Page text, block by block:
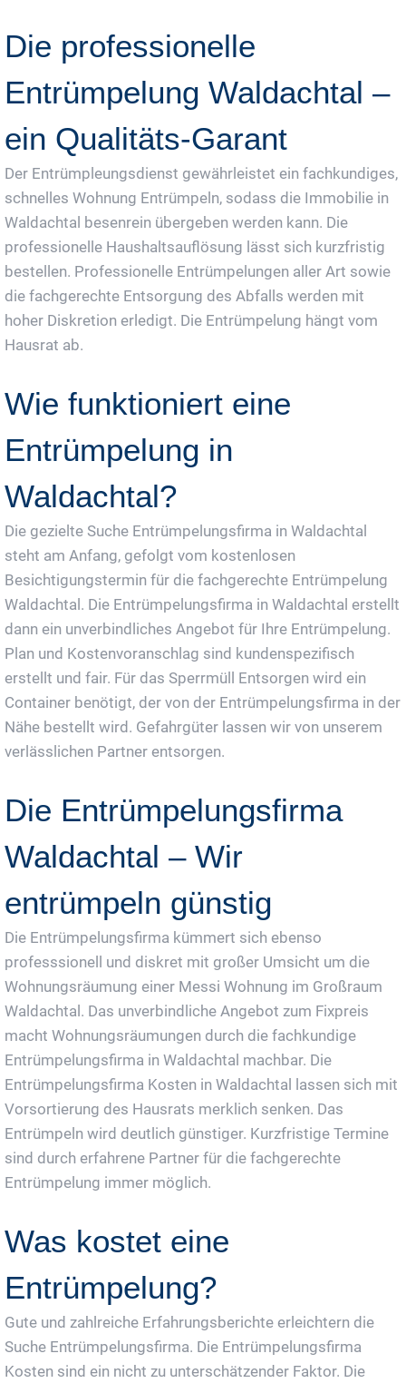
Die professionelle
Entrümpelung Waldachtal –
ein Qualitäts-Garant
Der Entrümpleungsdienst gewährleistet ein fachkundiges,
schnelles Wohnung Entrümpeln, sodass die Immobilie in
Waldachtal besenrein übergeben werden kann. Die
professionelle Haushaltsauflösung lässt sich kurzfristig
bestellen. Professionelle Entrümpelungen aller Art sowie
die fachgerechte Entsorgung des Abfalls werden mit
hoher Diskretion erledigt. Die Entrümpelung hängt vom
Hausrat ab.
Wie funktioniert eine
Entrümpelung in
Waldachtal?
Die gezielte Suche Entrümpelungsfirma in Waldachtal
steht am Anfang, gefolgt vom kostenlosen
Besichtigungstermin für die fachgerechte Entrümpelung
Waldachtal. Die Entrümpelungsfirma in Waldachtal erstellt
dann ein unverbindliches Angebot für Ihre Entrümpelung.
Plan und Kostenvoranschlag sind kundenspezifisch
erstellt und fair. Für das Sperrmüll Entsorgen wird ein
Container benötigt, der von der Entrümpelungsfirma in der
Nähe bestellt wird. Gefahrgüter lassen wir von unserem
verlässlichen Partner entsorgen.
Die Entrümpelungsfirma
Waldachtal – Wir
entrümpeln günstig
Die Entrümpelungsfirma kümmert sich ebenso
professsionell und diskret mit großer Umsicht um die
Wohnungsräumung einer Messi Wohnung im Großraum
Waldachtal. Das unverbindliche Angebot zum Fixpreis
macht Wohnungsräumungen durch die fachkundige
Entrümpelungsfirma in Waldachtal machbar. Die
Entrümpelungsfirma Kosten in Waldachtal lassen sich mit
Vorsortierung des Hausrats merklich senken. Das
Entrümpeln wird deutlich günstiger. Kurzfristige Termine
sind durch erfahrene Partner für die fachgerechte
Entrümpelung immer möglich.
Was kostet eine
Entrümpelung?
Gute und zahlreiche Erfahrungsberichte erleichtern die
Suche Entrümpelungsfirma. Die Entrümpelungsfirma
Kosten sind ein nicht zu unterschätzender Faktor. Die